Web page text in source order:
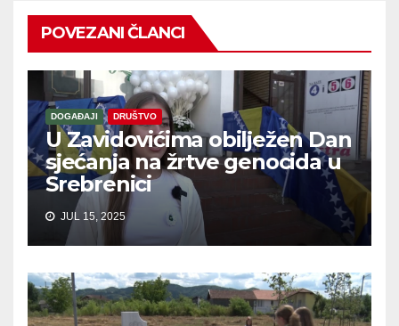
POVEZANI ČLANCI
DOGAĐAJI DRUŠTVO
U Zavidovićima obilježen Dan
sjećanja na žrtve genocida u
Srebrenici
JUL 15, 2025